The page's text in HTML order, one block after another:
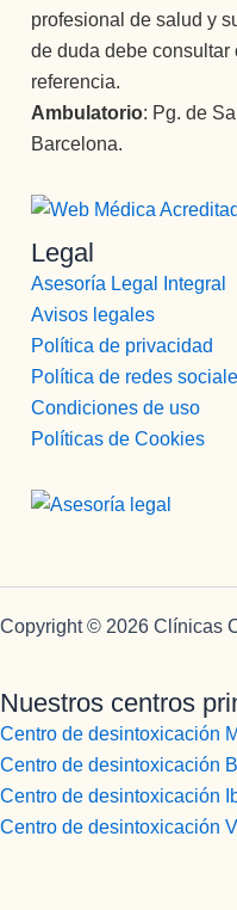
profesional de salud y
de duda debe
referencia.
Ambulatorio: Pg. de
Barcelona.
Legal
Asesoría Legal Integral
Avisos legales
Política de privacidad
Política de redes
Condiciones de uso
Políticas de Cookies
Copyright © 2026 Clínicas
Nuestros centros
Centro de desintoxicación
Centro de desintoxicación
Centro de desintoxicación
Centro de desintoxicación